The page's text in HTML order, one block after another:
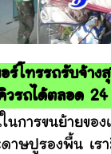
อร์โทรรถรับจ้า
วรถได้ตลอด 24
ขนย้ายของเ
ดาษปูรองพื้น เร